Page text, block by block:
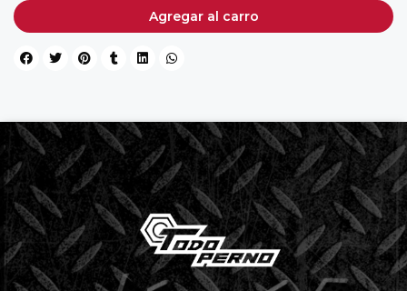
Agregar al carro